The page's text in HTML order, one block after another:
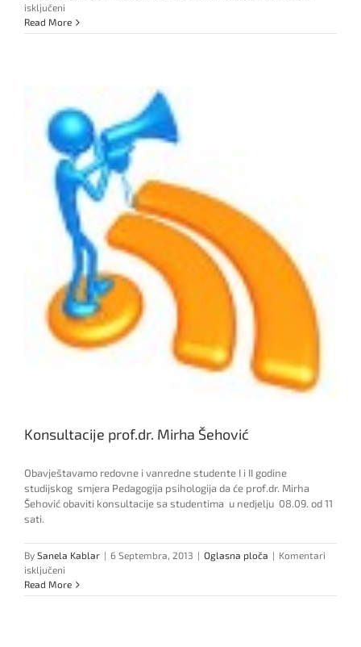
isključeni
Info:
Doškolovanje
Read More
Konsultacije prof.dr. Mirha Šehović
Obavještavamo redovne i vanredne studente I i II godine
studijskog smjera Pedagogija psihologija da će prof.dr. Mirha
Šehović obaviti konsultacije sa studentima u nedjelju 08.09. od 11
sati.
By Sanela Kablar | 6 Septembra, 2013 | Oglasna ploča | Komentari
isključeni
Konsultacije
prof.dr.
Read More